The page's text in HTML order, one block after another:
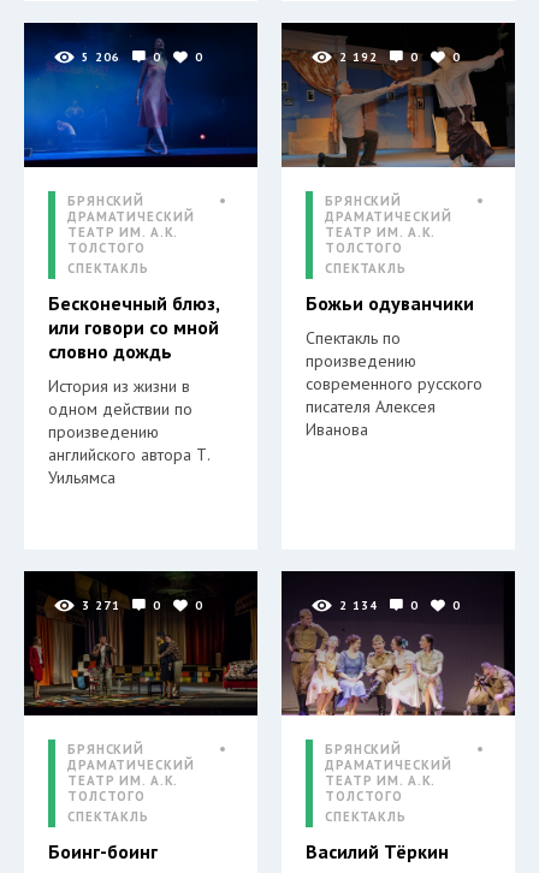
5 206 0 0
БРЯНСКИЙ
ДРАМАТИЧЕСКИЙ
ТЕАТР ИМ. А.К.
ТОЛСТОГО
СПЕКТАКЛЬ
Бесконечный блюз,
или говори со мной
словно дождь
История из жизни в
одном действии по
произведению
английского автора Т.
Уильямса
2 192 0 0
БРЯНСКИЙ
ДРАМАТИЧЕСКИЙ
ТЕАТР ИМ. А.К.
ТОЛСТОГО
СПЕКТАКЛЬ
Божьи одуванчики
Спектакль по
произведению
современного русского
писателя Алексея
Иванова
3 271 0 0
БРЯНСКИЙ
ДРАМАТИЧЕСКИЙ
ТЕАТР ИМ. А.К.
ТОЛСТОГО
СПЕКТАКЛЬ
Боинг-боинг
2 134 0 0
БРЯНСКИЙ
ДРАМАТИЧЕСКИЙ
ТЕАТР ИМ. А.К.
ТОЛСТОГО
СПЕКТАКЛЬ
Василий Тёркин